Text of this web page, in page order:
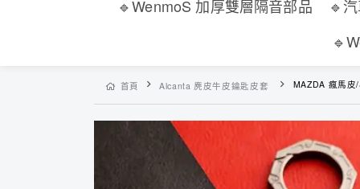
🔹WenmoS 加厚雙層隔音部品
🔹
首頁 Alcanta 麂皮牛皮鑰匙皮套 MAZDA 瘋馬皮